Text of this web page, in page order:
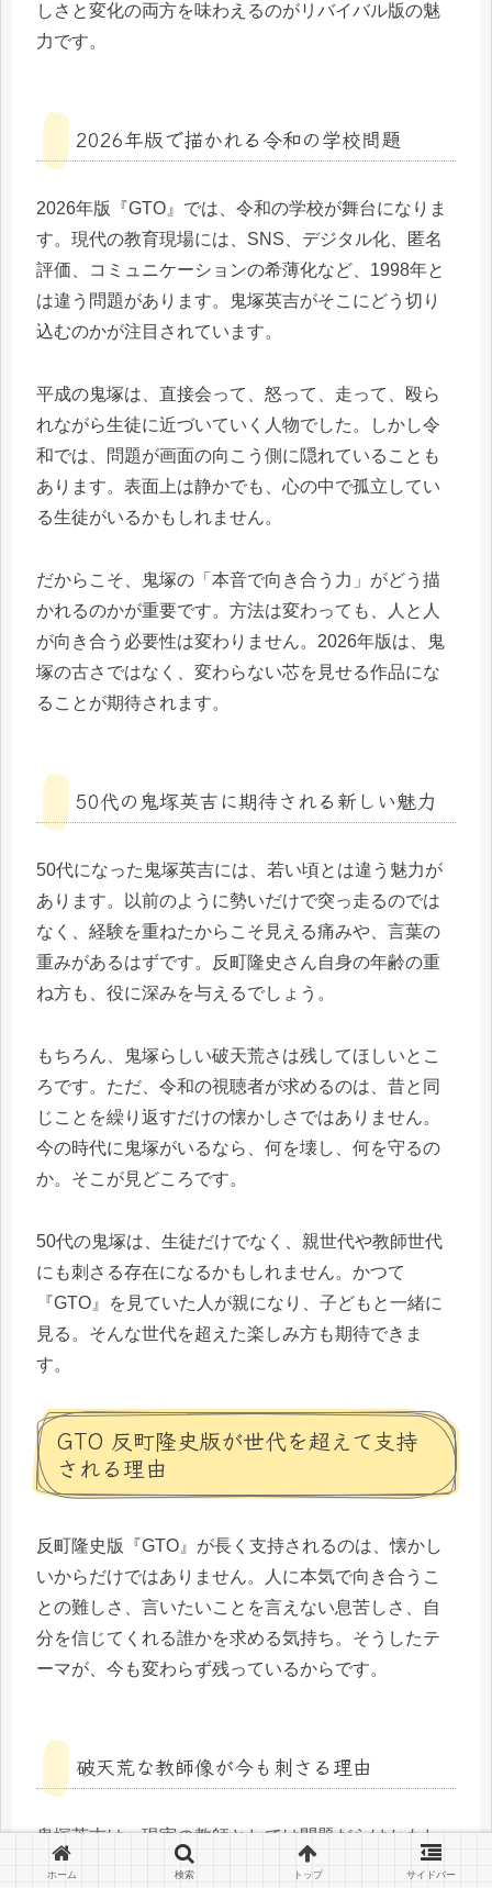
しさと変化の両方を味わえるのがリバイバル版の魅
力です。
2026年版で描かれる令和の学校問題
2026年版『GTO』では、令和の学校が舞台になりま
す。現代の教育現場には、SNS、デジタル化、匿名
評価、コミュニケーションの希薄化など、1998年と
は違う問題があります。鬼塚英吉がそこにどう切り
込むのかが注目されています。
平成の鬼塚は、直接会って、怒って、走って、殴ら
れながら生徒に近づいていく人物でした。しかし令
和では、問題が画面の向こう側に隠れていることも
あります。表面上は静かでも、心の中で孤立してい
る生徒がいるかもしれません。
だからこそ、鬼塚の「本音で向き合う力」がどう描
かれるのかが重要です。方法は変わっても、人と人
が向き合う必要性は変わりません。2026年版は、鬼
塚の古さではなく、変わらない芯を見せる作品にな
ることが期待されます。
50代の鬼塚英吉に期待される新しい魅力
50代になった鬼塚英吉には、若い頃とは違う魅力が
あります。以前のように勢いだけで突っ走るのでは
なく、経験を重ねたからこそ見える痛みや、言葉の
重みがあるはずです。反町隆史さん自身の年齢の重
ね方も、役に深みを与えるでしょう。
もちろん、鬼塚らしい破天荒さは残してほしいとこ
ろです。ただ、令和の視聴者が求めるのは、昔と同
じことを繰り返すだけの懐かしさではありません。
今の時代に鬼塚がいるなら、何を壊し、何を守るの
か。そこが見どころです。
50代の鬼塚は、生徒だけでなく、親世代や教師世代
にも刺さる存在になるかもしれません。かつて
『GTO』を見ていた人が親になり、子どもと一緒に
見る。そんな世代を超えた楽しみ方も期待できま
す。
GTO 反町隆史版が世代を超えて支持
される理由
反町隆史版『GTO』が長く支持されるのは、懐かし
いからだけではありません。人に本気で向き合うこ
との難しさ、言いたいことを言えない息苦しさ、自
分を信じてくれる誰かを求める気持ち。そうしたテ
ーマが、今も変わらず残っているからです。
破天荒な教師像が今も刺さる理由
鬼塚英吉は、現実の教師としては問題だらけかもし
れません。ルールを破り、感情的に動き、周囲を振
ホーム 検索 トップ サイドバー